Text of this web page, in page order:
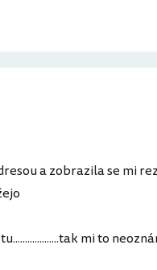
a zobrazila se mi
mi to